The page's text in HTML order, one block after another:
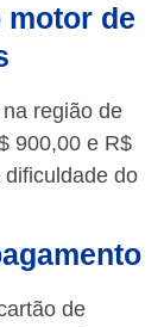
motor de
região de
900,00 e R$
do
de